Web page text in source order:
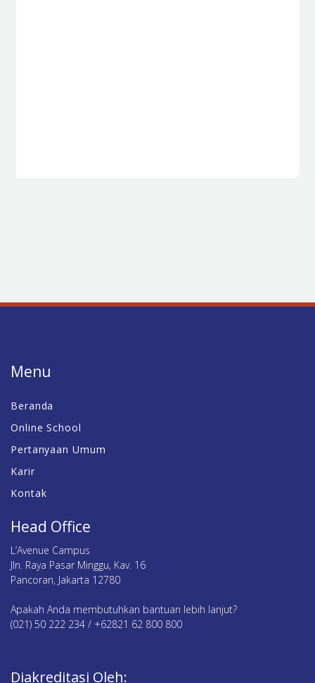
Menu
Beranda
Online School
Pertanyaan Umum
Karir
Kontak
Head Office
L’Avenue Campus
Jln. Raya Pasar Minggu, Kav. 16
Pancoran, Jakarta 12780
Apakah Anda membutuhkan bantuan lebih lanjut?
(021) 50 222 234 / +62821 62 800 800
Diakreditasi Oleh: